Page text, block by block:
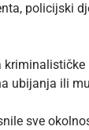
policijski
ubijanja ili
sve